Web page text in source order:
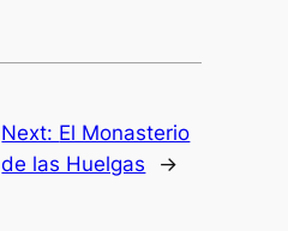
Next: El Monasterio
de las Huelgas
→